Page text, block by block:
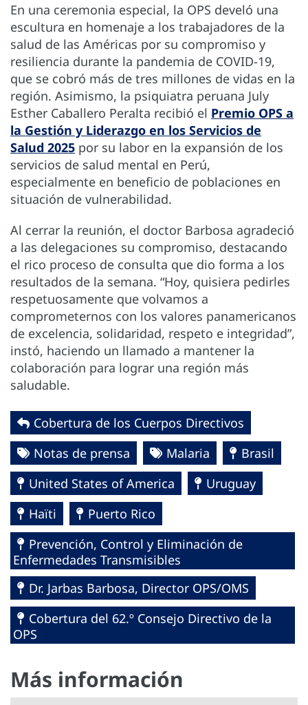
En una ceremonia especial, la OPS develó una
escultura en homenaje a los trabajadores de la
salud de las Américas por su compromiso y
resiliencia durante la pandemia de COVID-19,
que se cobró más de tres millones de vidas en la
región. Asimismo, la psiquiatra peruana July
Esther Caballero Peralta recibió el Premio OPS a
la Gestión y Liderazgo en los Servicios de
Salud 2025 por su labor en la expansión de los
servicios de salud mental en Perú,
especialmente en beneficio de poblaciones en
situación de vulnerabilidad.
Al cerrar la reunión, el doctor Barbosa agradeció
a las delegaciones su compromiso, destacando
el rico proceso de consulta que dio forma a los
resultados de la semana. “Hoy, quisiera pedirles
respetuosamente que volvamos a
comprometernos con los valores panamericanos
de excelencia, solidaridad, respeto e integridad”,
instó, haciendo un llamado a mantener la
colaboración para lograr una región más
saludable.
Cobertura de los Cuerpos Directivos
Notas de prensa
Malaria
Brasil
United States of America
Uruguay
Haïti
Puerto Rico
Prevención, Control y Eliminación de
Enfermedades Transmisibles
Dr. Jarbas Barbosa, Director OPS/OMS
Cobertura del 62.º Consejo Directivo de la
OPS
Más información